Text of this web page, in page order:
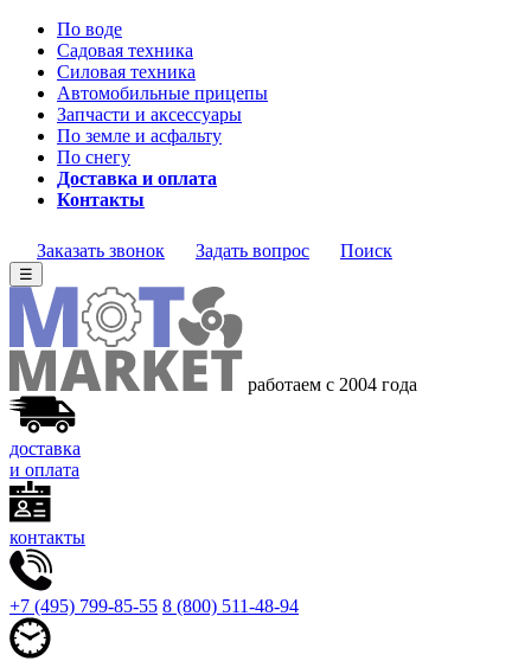
По воде
Садовая техника
Силовая техника
Автомобильные прицепы
Запчасти и аксессуары
По земле и асфальту
По снегу
Доставка и оплата
Контакты
Заказать звонок Задать вопрос Поиск
☰
работаем с 2004 года
доставка
и оплата
контакты
+7 (495) 799-85-55 8 (800) 511-48-94